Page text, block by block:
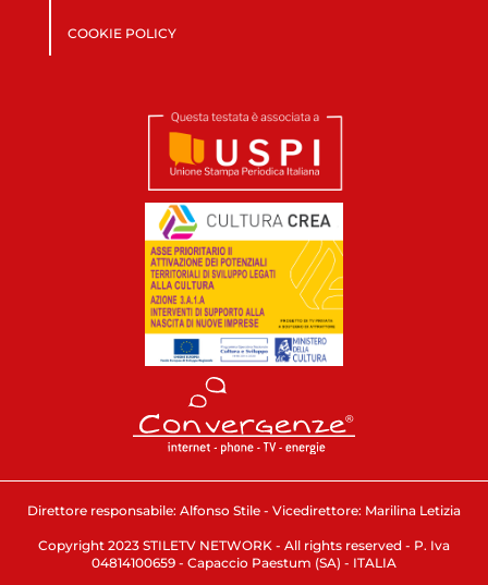
COOKIE POLICY
Direttore responsabile: Alfonso Stile - Vicedirettore: Marilina Letizia
Copyright 2023 STILETV NETWORK - All rights reserved - P. Iva
04814100659 - Capaccio Paestum (SA) - ITALIA